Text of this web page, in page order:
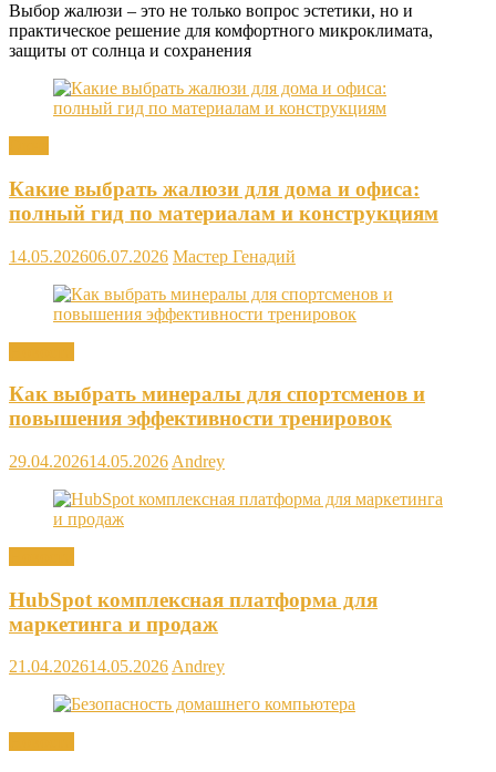
Выбор жалюзи – это не только вопрос эстетики, но и
практическое решение для комфортного микроклимата,
защиты от солнца и сохранения
Какие выбрать жалюзи для дома и офиса:
полный гид по материалам и конструкциям
14.05.202606.07.2026 Мастер Генадий
Как выбрать минералы для спортсменов и
повышения эффективности тренировок
29.04.202614.05.2026 Andrey
HubSpot комплексная платформа для
маркетинга и продаж
21.04.202614.05.2026Andrey